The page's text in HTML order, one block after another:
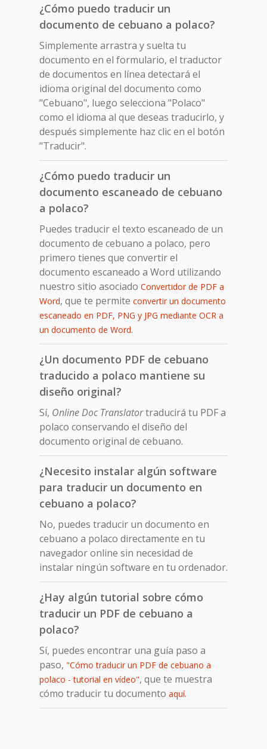
¿Cómo puedo traducir un
documento de cebuano a polaco?
Simplemente arrastra y suelta tu
documento en el formulario, el traductor
de documentos en línea detectará el
idioma original del documento como
"Cebuano", luego selecciona "Polaco"
como el idioma al que deseas traducirlo, y
después simplemente haz clic en el botón
"Traducir".
¿Cómo puedo traducir un
documento escaneado de cebuano
a polaco?
Puedes traducir el texto escaneado de un
documento de cebuano a polaco, pero
primero tienes que convertir el
documento escaneado a Word utilizando
nuestro sitio asociado Convertidor de PDF a
Word, que te permite convertir un documento
escaneado en PDF, PNG y JPG mediante OCR a
un documento de Word.
¿Un documento PDF de cebuano
traducido a polaco mantiene su
diseño original?
Sí, Online Doc Translatortraducirá tu PDF a
polaco conservando el diseño del
documento original de cebuano.
¿Necesito instalar algún software
para traducir un documento en
cebuano a polaco?
No, puedes traducir un documento en
cebuano a polaco directamente en tu
navegador online sin necesidad de
instalar ningún software en tu ordenador.
¿Hay algún tutorial sobre cómo
traducir un PDF de cebuano a
polaco?
Sí, puedes encontrar una guía paso a
paso, "Cómo traducir un PDF de cebuano a
polaco - tutorial en vídeo", que te muestra
cómo traducir tu documento aquí.